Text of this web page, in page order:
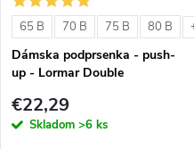
65 B 70 B 75 B 80 B
Dámska podprsenka - push-
up - Lormar Double
€22,29
Skladom >6 ks